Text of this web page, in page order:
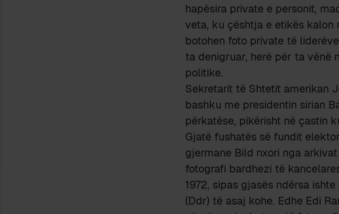
hapësira private e personit,
veta, ku çështja e etikës kalon
botohen foto private të
ta denigruar, herë për ta vënë
politike.
Sekretarit të Shtetit amerikan
bashku me presidentin sirian
përkatëse, pikërisht në çastin
Gjatë fushatës së fundit
gjermane Bild nxori nga
fotografi bardhezi të
1972, sipas gjasës ndërsa
(Ddr) të asaj kohe. Edhe Edi